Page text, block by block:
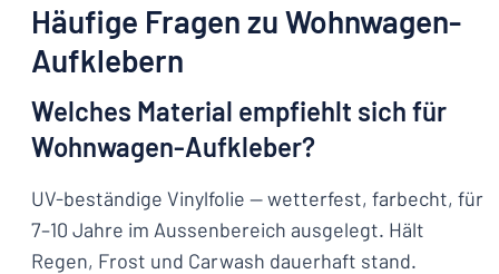
Häufige Fragen zu Wohnwagen-
Aufklebern
Welches Material empfiehlt sich für
Wohnwagen-Aufkleber?
UV-beständige Vinylfolie — wetterfest, farbecht, für
7–10 Jahre im Aussenbereich ausgelegt. Hält
Regen, Frost und Carwash dauerhaft stand.